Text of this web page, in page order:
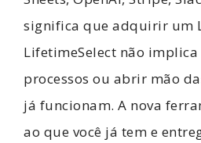
significa que adquirir um
LifetimeSelect não
processos ou abrir mão
já funcionam. A nova
ao que você já tem e